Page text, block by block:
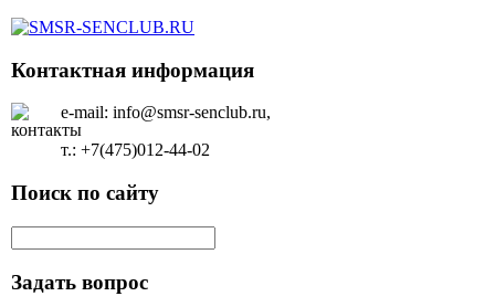
Контактная информация
e-mail: info@smsr-senclub.ru,
т.: +7(475)012-44-02
Поиск по сайту
Задать вопрос